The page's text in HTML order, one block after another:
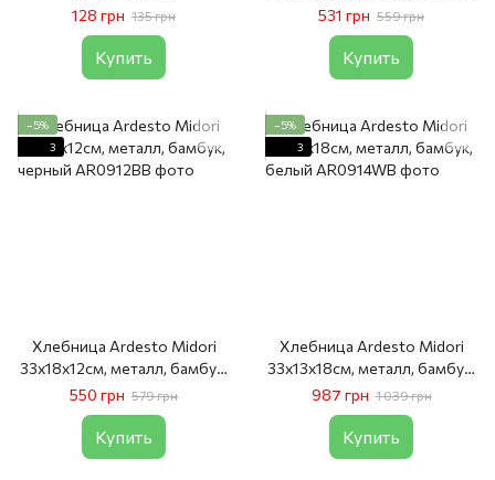
128 грн 135 грн
Купить
белый
531 грн 559 грн
Купить
−5%
3
Хлебница Ardesto Midori
33х18х12см, металл, бамбук,
черный
550 грн 579 грн
Купить
−5%
3
Хлебница Ardesto Midori
33х13х18см, металл, бамбук,
белый
987 грн 1 039 грн
Купить